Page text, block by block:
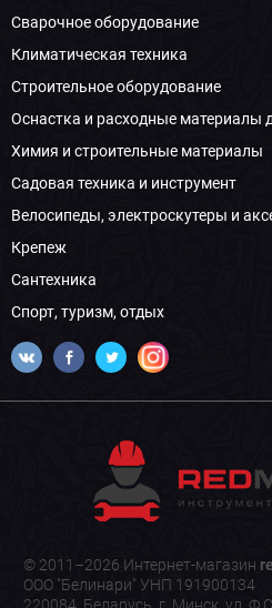
Сварочное оборудование
Климатическая техника
Строительное оборудование
Оснастка и расходные материалы
Химия и строительные материалы
Садовая техника и инструмент
Велосипеды, электроскутеры и
Крепеж
Сантехника
Спорт, туризм, отдых
© 2011–2026 Интернет-магазин
ООО "Белинари" УНП 191900134
220084, Беларусь, г. Минск, ул.